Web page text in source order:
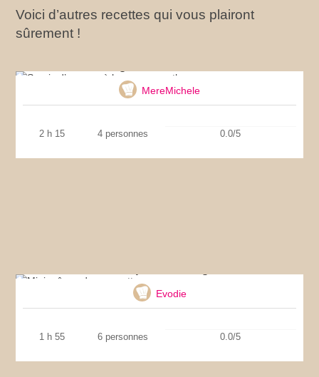
Voici d’autres recettes qui vous plairont
sûrement !
MereMichele
2 h 15 4 personnes 0.0/5
Evodie
1 h 55 6 personnes 0.0/5